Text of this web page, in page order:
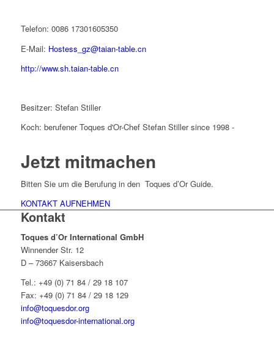
Telefon: 0086 17301605350
E-Mail: Hostess_gz@taian-table.cn
http://www.sh.taian-table.cn
Besitzer: Stefan Stiller
Koch: berufener Toques d'Or-Chef Stefan Stiller since 1998 -
Jetzt mitmachen
Bitten Sie um die Berufung in den Toques d’Or Guide.
KONTAKT AUFNEHMEN
Kontakt
Toques d’Or International GmbH
Winnender Str. 12
D – 73667 Kaisersbach
Tel.: +49 (0) 71 84 / 29 18 107
Fax: +49 (0) 71 84 / 29 18 129
info@toquesdor.org
info@toquesdor-international.org